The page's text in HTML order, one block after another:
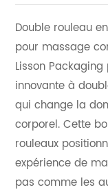
Double rouleau
pour massage
Lisson
innovante à
qui change la
corporel. Cette
rouleaux
expérience de
pas comme les